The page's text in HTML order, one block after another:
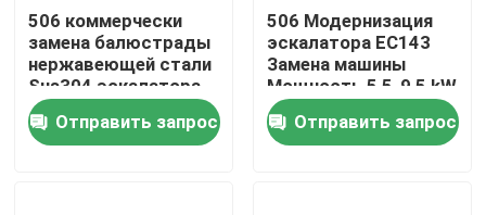
Дом
Товары
506 коммерчески
замена балюстрады
нержавеющей стали
Sus304 эскалатора
Отправить запрос
506 Модернизация
эскалатора EC143
Замена машины
Мощность 5,5-9,5 kW
200/380/400/415
Напряжение 50/60 Гц
Отправить запрос